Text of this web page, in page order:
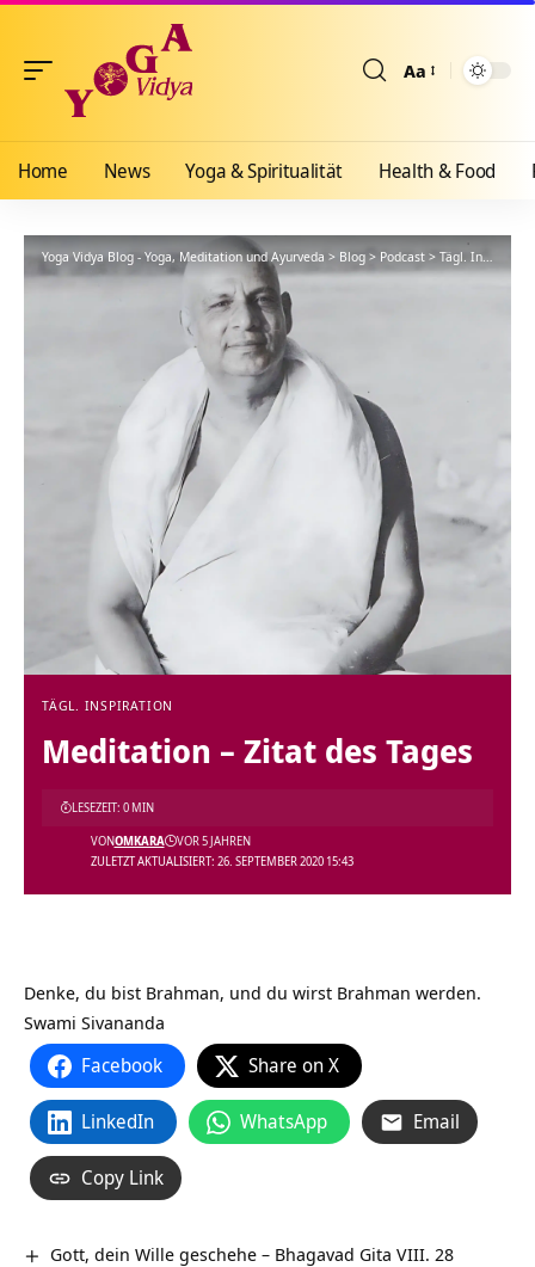
Aa
Home News Yoga & Spiritualität Health & Food
Yoga Vidya Blog - Yoga, Meditation und Ayurveda > Blog > Podcast > Tägl. Inspiration
TÄGL. INSPIRATION
Meditation – Zitat des Tages
ZULETZT AKTUALISIERT: 26. SEPTEMBER 2020 15:43
VONOMKARA VOR 5 JAHREN
LESEZEIT: 0 MIN
Denke, du bist Brahman, und du wirst Brahman werden.
Swami Sivananda
Facebook Share on X
LinkedIn WhatsApp Email
Copy Link
Gott, dein Wille geschehe – Bhagavad Gita VIII. 28